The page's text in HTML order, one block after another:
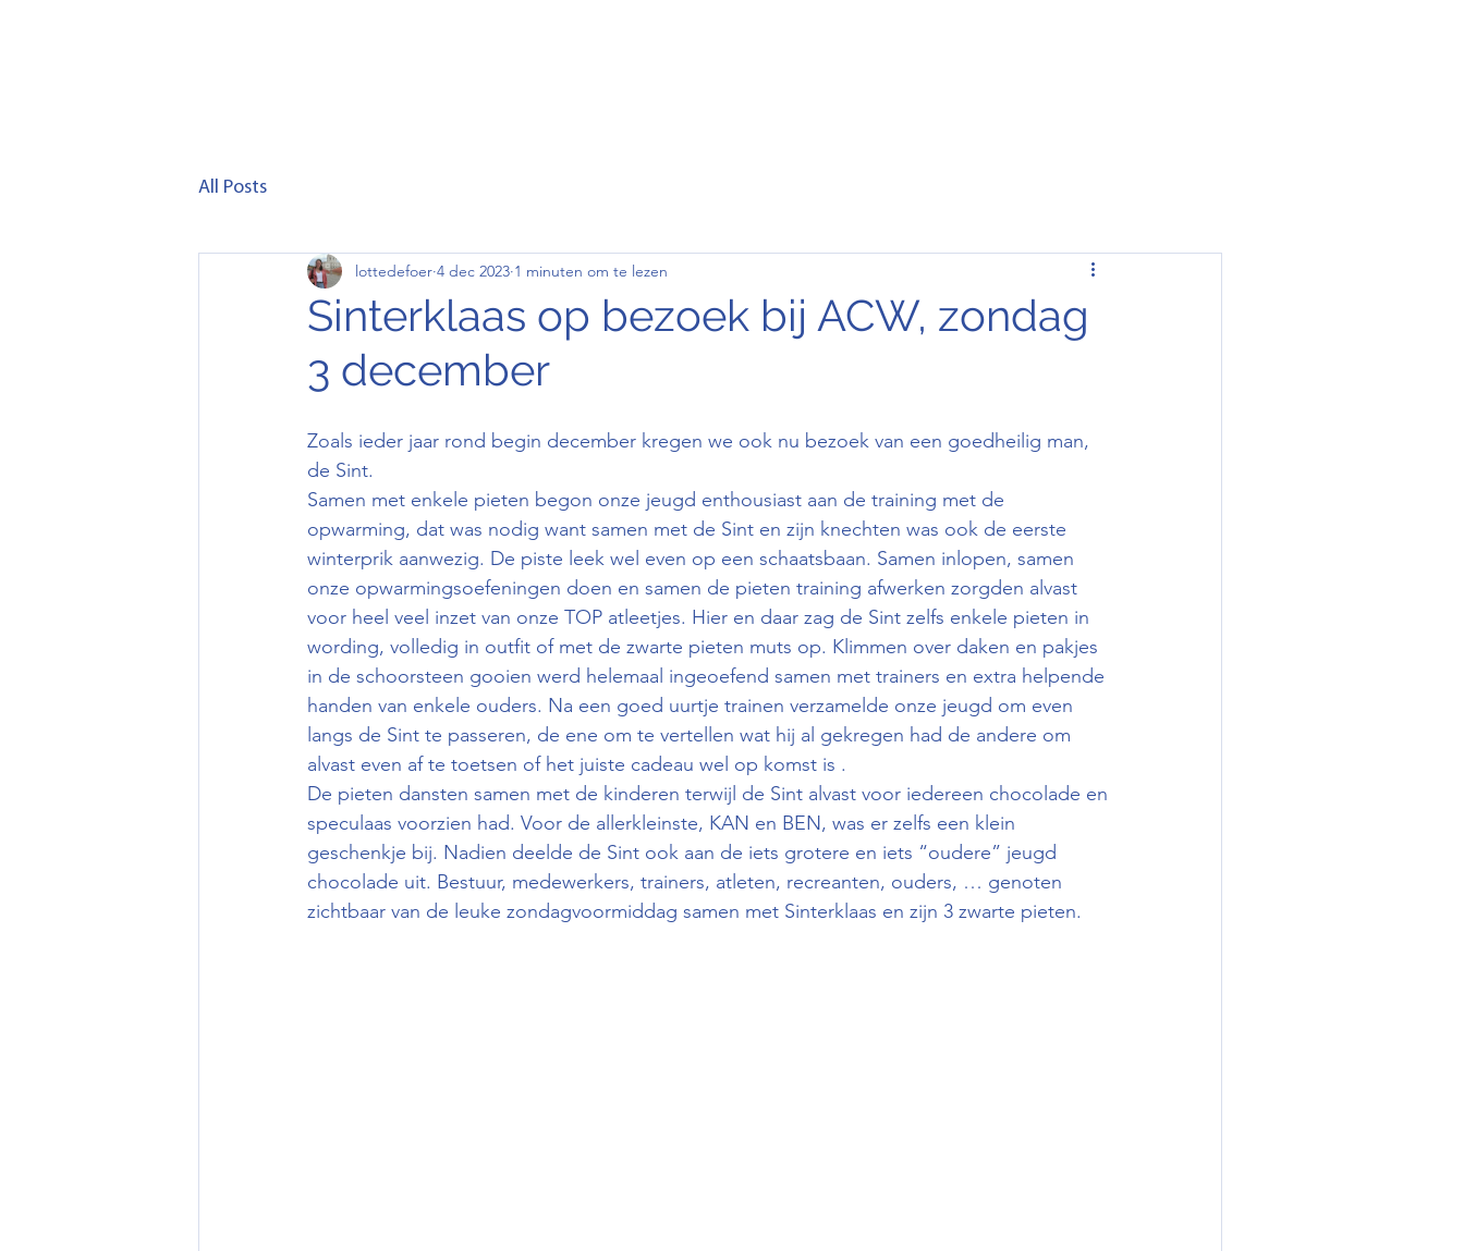
All Posts
Sinterklaas op bezoek bij ACW, zondag
3 december
lottedefoer 4 dec 2023 1 minuten om te lezen
Zoals ieder jaar rond begin december kregen we ook nu bezoek van een goedheilig man,
de Sint.
Samen met enkele pieten begon onze jeugd enthousiast aan de training met de
opwarming, dat was nodig want samen met de Sint en zijn knechten was ook de eerste
winterprik aanwezig. De piste leek wel even op een schaatsbaan. Samen inlopen, samen
onze opwarmingsoefeningen doen en samen de pieten training afwerken zorgden alvast
voor heel veel inzet van onze TOP atleetjes. Hier en daar zag de Sint zelfs enkele pieten in
wording, volledig in outfit of met de zwarte pieten muts op. Klimmen over daken en pakjes
in de schoorsteen gooien werd helemaal ingeoefend samen met trainers en extra helpende
handen van enkele ouders. Na een goed uurtje trainen verzamelde onze jeugd om even
langs de Sint te passeren, de ene om te vertellen wat hij al gekregen had de andere om
alvast even af te toetsen of het juiste cadeau wel op komst is .
De pieten dansten samen met de kinderen terwijl de Sint alvast voor iedereen chocolade en
speculaas voorzien had. Voor de allerkleinste, KAN en BEN, was er zelfs een klein
geschenkje bij. Nadien deelde de Sint ook aan de iets grotere en iets “oudere” jeugd
chocolade uit. Bestuur, medewerkers, trainers, atleten, recreanten, ouders, … genoten
zichtbaar van de leuke zondagvoormiddag samen met Sinterklaas en zijn 3 zwarte pieten.